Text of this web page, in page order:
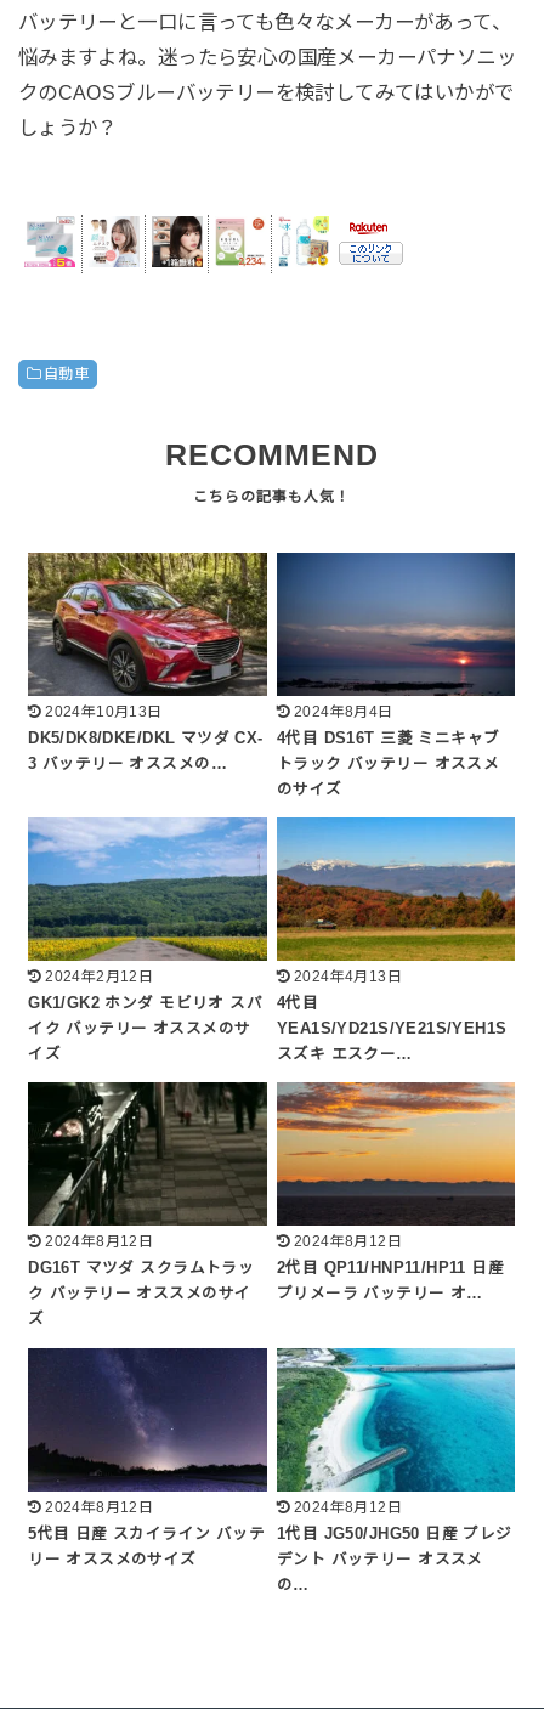
バッテリーと一口に言っても色々なメーカーがあって、
悩みますよね。迷ったら安心の国産メーカーパナソニッ
クのCAOSブルーバッテリーを検討してみてはいかがで
しょうか？
自動車
RECOMMEND
2024年10月13日
DK5/DK8/DKE/DKL マツダ CX-
3 バッテリー オススメの…
2024年8月4日
4代目 DS16T 三菱 ミニキャブ
トラック バッテリー オススメ
のサイズ
2024年2月12日
GK1/GK2 ホンダ モビリオ スパ
イク バッテリー オススメのサ
イズ
2024年4月13日
4代目
YEA1S/YD21S/YE21S/YEH1S
スズキ エスクー…
2024年8月12日
DG16T マツダ スクラムトラッ
ク バッテリー オススメのサイ
ズ
2024年8月12日
2代目 QP11/HNP11/HP11 日産
プリメーラ バッテリー オ…
2024年8月12日
5代目 日産 スカイライン バッテ
リー オススメのサイズ
2024年8月12日
1代目 JG50/JHG50 日産 プレジ
デント バッテリー オススメ
の…